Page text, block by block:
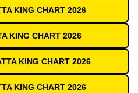
KING CHART 2026
KING CHART 2026
KING CHART 2026
KING CHART 2026